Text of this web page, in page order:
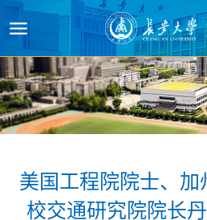
美国工程院院士、加
校交通研究院院长
原图